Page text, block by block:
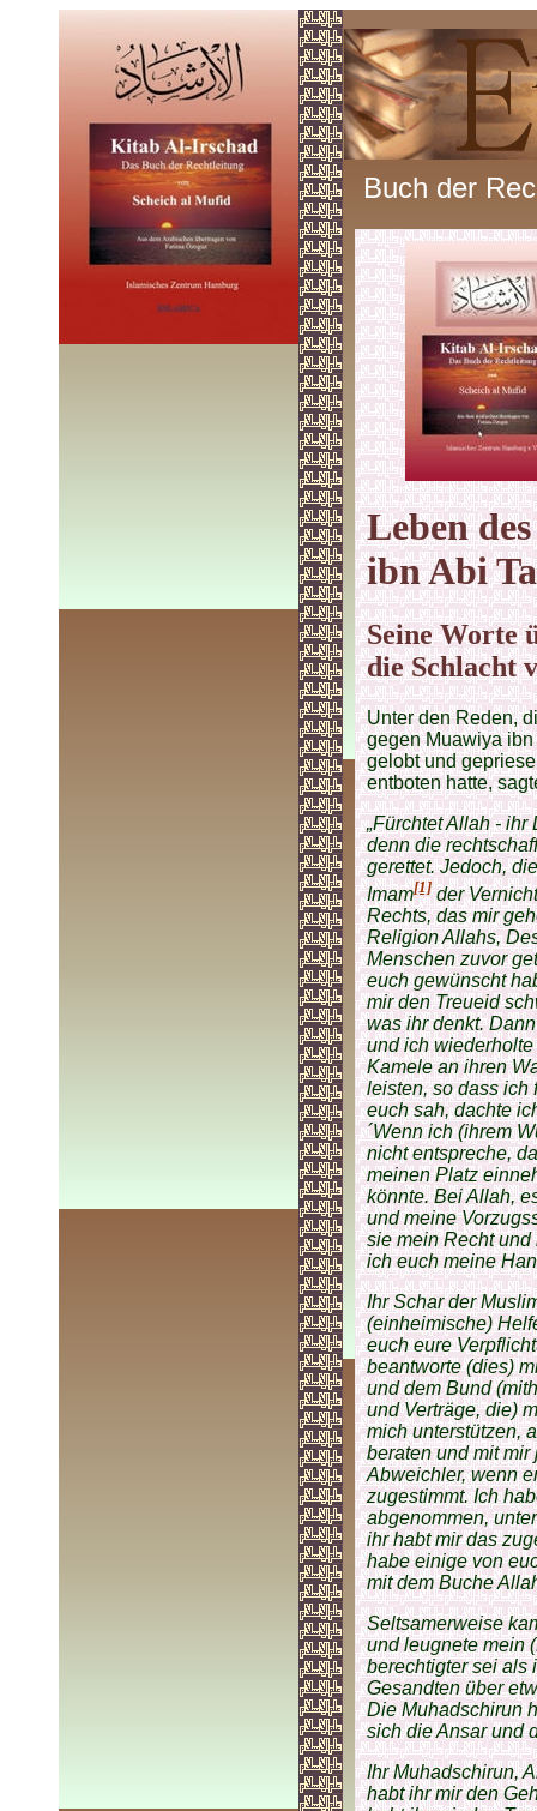
Buch der
Leben
ibn Abi
Seine Worte
die Schlacht
Unter den Reden,
gegen Muawiya
gelobt und
entboten hatte,
„Fürchtet Allah -
denn die
geret­tet. Jedoch,
Imam[1]der
Rechts, das mir
Religion Allahs,
Menschen zuvor
euch gewünscht
mir den Treueid
was ihr denkt.
und ich
Kamele an ihren
leisten, so dass ich
euch sah, dachte
´Wenn ich (ihrem
nicht entspreche,
meinen Platz
könnte. Bei Allah,
und meine
sie mein Recht und
ich euch meine
Ihr Schar der
(einheimische)
euch eure
beantworte (dies)
und dem Bund
und Verträge, die)
mich unterstützen,
beraten und mit mir
Abweichler, wenn
zugestimmt. Ich
abgenommen,
ihr habt mir das
habe einige von
mit dem Buche
Seltsamerweise
und leugnete mein
berechtigter sei als
Gesandten über
Die Muhadschirun
sich die Ansar und
Ihr Muhadschirun,
habt ihr mir den